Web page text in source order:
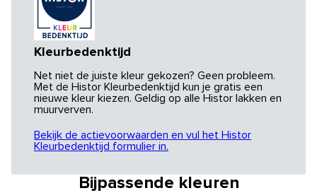
Kleurbedenktijd
Net niet de juiste kleur gekozen? Geen probleem.
Met de Histor Kleurbedenktijd kun je gratis een
nieuwe kleur kiezen. Geldig op alle Histor lakken en
muurverven.
Bekijk de actievoorwaarden en vul het Histor
Kleurbedenktijd formulier in.
Bijpassende kleuren